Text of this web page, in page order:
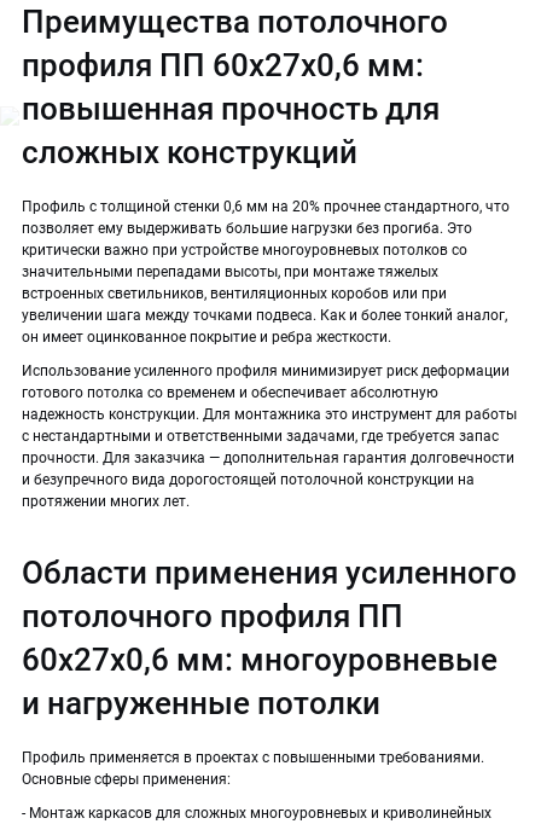
Преимущества потолочного
профиля ПП 60х27х0,6 мм:
повышенная прочность для
сложных конструкций
Профиль с толщиной стенки 0,6 мм на 20% прочнее стандартного, что
позволяет ему выдерживать большие нагрузки без прогиба. Это
критически важно при устройстве многоуровневых потолков со
значительными перепадами высоты, при монтаже тяжелых
встроенных светильников, вентиляционных коробов или при
увеличении шага между точками подвеса. Как и более тонкий аналог,
он имеет оцинкованное покрытие и ребра жесткости.
Использование усиленного профиля минимизирует риск деформации
готового потолка со временем и обеспечивает абсолютную
надежность конструкции. Для монтажника это инструмент для работы
с нестандартными и ответственными задачами, где требуется запас
прочности. Для заказчика — дополнительная гарантия долговечности
и безупречного вида дорогостоящей потолочной конструкции на
протяжении многих лет.
Области применения усиленного
потолочного профиля ПП
60х27х0,6 мм: многоуровневые
и нагруженные потолки
Профиль применяется в проектах с повышенными требованиями.
Основные сферы применения:
- Монтаж каркасов для сложных многоуровневых и криволинейных